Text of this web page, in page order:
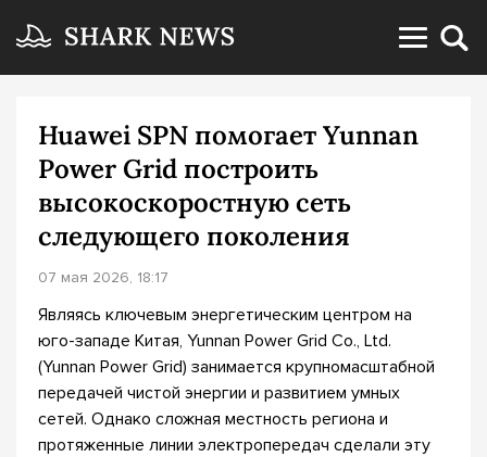
Huawei SPN помогает Yunnan
Power Grid построить
высокоскоростную сеть
следующего поколения
07 мая 2026, 18:17
Являясь ключевым энергетическим центром на
юго-западе Китая, Yunnan Power Grid Co., Ltd.
(Yunnan Power Grid) занимается крупномасштабной
передачей чистой энергии и развитием умных
сетей. Однако сложная местность региона и
протяженные линии электропередач сделали эту